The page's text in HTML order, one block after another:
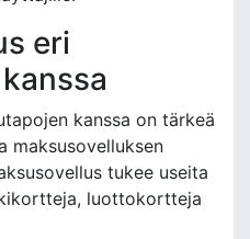
eri
kanssa on tärkeä
maksusovelluksen
tukee useita
luottokortteja